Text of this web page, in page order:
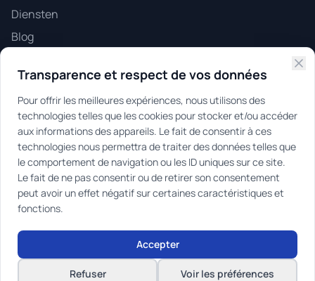
Diensten
Blog
Klantenruimte
Certificeringen
Erkend IPI Agent
507.791
Beroepsinstituut van het Vastgoed
© 2025 Be-Syndic | Alle rechten voorbehouden |
Transparence et respect de vos données
Pour offrir les meilleures expériences, nous utilisons des
technologies telles que les cookies pour stocker et/ou accéder
aux informations des appareils. Le fait de consentir à ces
technologies nous permettra de traiter des données telles que
le comportement de navigation ou les ID uniques sur ce site.
Le fait de ne pas consentir ou de retirer son consentement
peut avoir un effet négatif sur certaines caractéristiques et
fonctions.
Accepter
Refuser Voir les préférences